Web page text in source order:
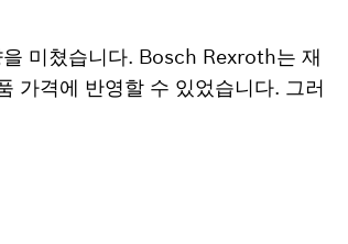
미쳤습니다. Bosch Rexroth는 재
가격에 반영할 수 있었습니다. 그러